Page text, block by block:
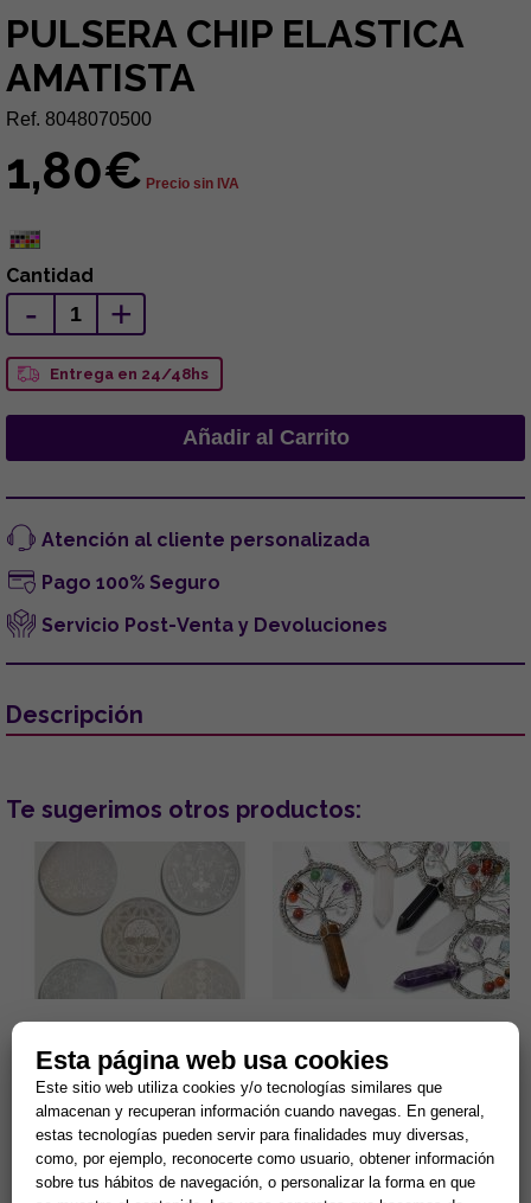
PULSERA CHIP ELASTICA
AMATISTA
Ref. 8048070500
1,80€ Precio sin IVA
Cantidad
- +
Entrega en 24/48hs
Atención al cliente personalizada
Pago 100% Seguro
Servicio Post-Venta y Devoluciones
Descripción
Te sugerimos otros productos:
GRABADO. MODELOS
SURTIDOS (15 cm.)
Gran capacidad para la
limpieza de minerales y
energias negativas.
Propiedades purificantes y
protectoras....
7,90 €
Comprar
7 CHAKRAS Y PUNTA MINERAL
(MINERALES SURTIDOS)
Lleva contigo un poderoso
amuleto de armonía y
protección que combina la
fuerza de la naturaleza con el
poder ...
5,90 €
Comprar
Esta página web usa cookies
Este sitio web utiliza cookies y/o tecnologías similares que
almacenan y recuperan información cuando navegas. En general,
estas tecnologías pueden servir para finalidades muy diversas,
como, por ejemplo, reconocerte como usuario, obtener información
sobre tus hábitos de navegación, o personalizar la forma en que